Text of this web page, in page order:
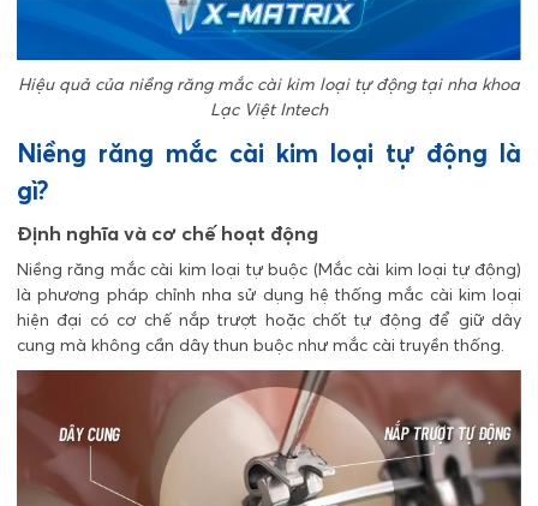
Hiệu quả của niềng răng mắc cài kim loại tự động tại nha khoa
Lạc Việt Intech
Niềng răng mắc cài kim loại tự động là
gì?
Định nghĩa và cơ chế hoạt động
Niềng răng mắc cài kim loại tự buộc (Mắc cài kim loại tự động)
là phương pháp chỉnh nha sử dụng hệ thống mắc cài kim loại
hiện đại có cơ chế nắp trượt hoặc chốt tự động để giữ dây
cung mà không cần dây thun buộc như mắc cài truyền thống.